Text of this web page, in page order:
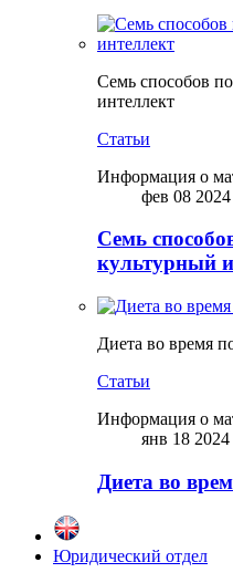
Семь способов
интеллект
Статьи
Информация о
фев 08 2024
Семь
культурный
Диета во время
Статьи
Информация о
янв 18 2024
Диета во
Юридический отдел